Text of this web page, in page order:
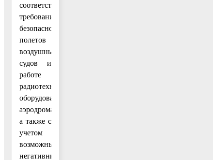
соответствие
требованиям
безопасности
полетов
воздушных
судов и
работе
радиотехнического
оборудования
аэродрома,
а также с
учетом
возможных
негативных